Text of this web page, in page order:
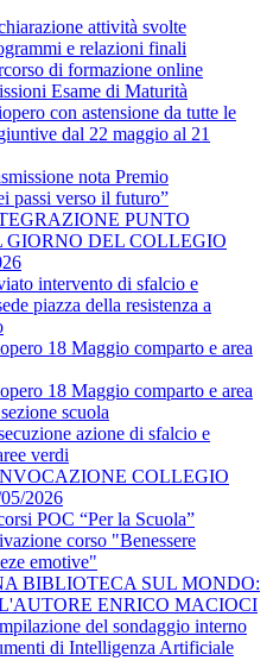
attività svolte
e relazioni finali
di formazione online
Esame di Maturità
con astensione da tutte le
dal 22 maggio al 21
nota Premio
passi verso il futuro”
PUNTO
DEL COLLEGIO
intervento di sfalcio e
piazza della resistenza a
18 Maggio comparto e area
18 Maggio comparto e area
scuola
azione di sfalcio e
verdi
COLLEGIO
2026
POC “Per la Scuola”
corso "Benessere
emotive"
BIBLIOTECA SUL MONDO:
ENRICO MACIOCI
del sondaggio interno
di Intelligenza Artificiale